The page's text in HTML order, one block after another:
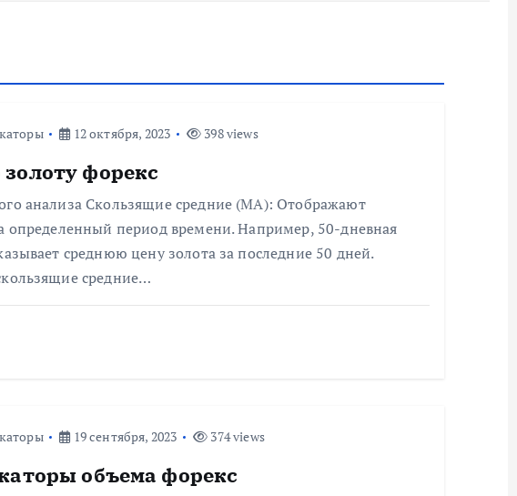
12 октября, 2023 398 views
форекс
анализа Скользящие средние (MA): Отображают
определенный период времени. Например, 50-дневная
среднюю цену золота за последние 50 дней.
средние…
19 сентября, 2023 374 views
объема форекс